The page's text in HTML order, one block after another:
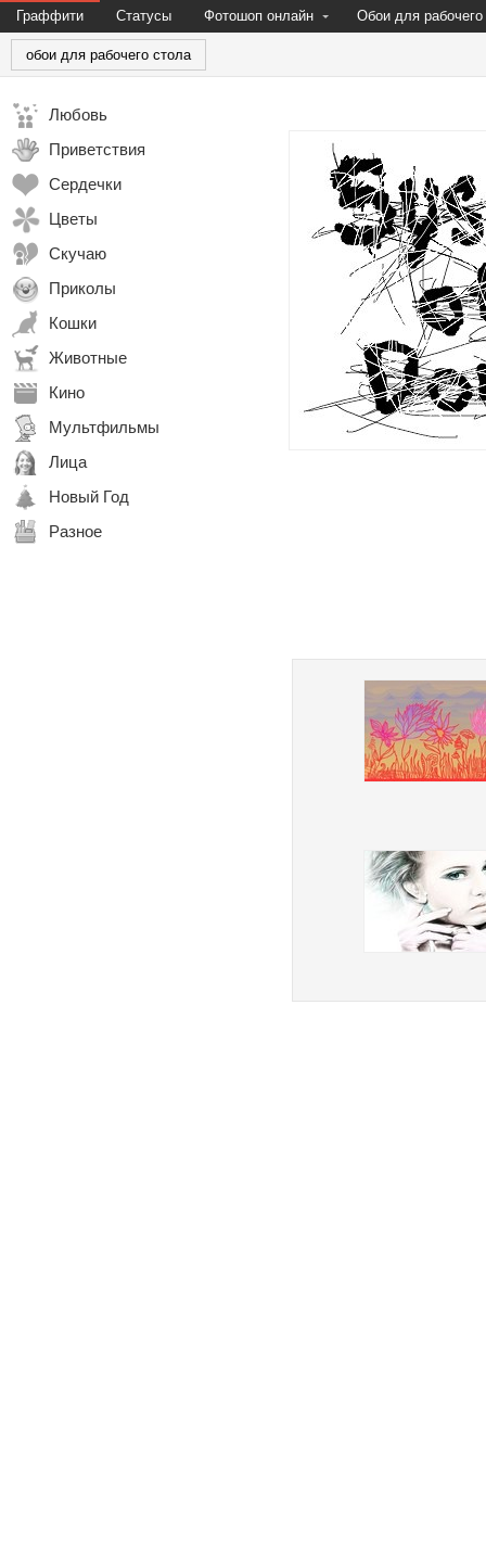
Граффити Статусы Фотошоп онлайн Обои для рабочего
обои для рабочего стола
Любовь
Приветствия
Сердечки
Цветы
Скучаю
Приколы
Кошки
Животные
Кино
Мультфильмы
Лица
Новый Год
Разное